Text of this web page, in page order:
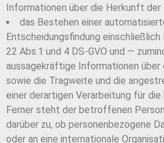
Informationen über die Herkunft der
das Bestehen einer
Entscheidungsfindung
22 Abs.1 und 4 DS-GVO und —
aussagekräftige Informationen über
sowie die Tragweite und die
einer derartigen Verarbeitung für
Ferner steht der betroffenen
darüber zu, ob personenbezogene
oder an eine internationale